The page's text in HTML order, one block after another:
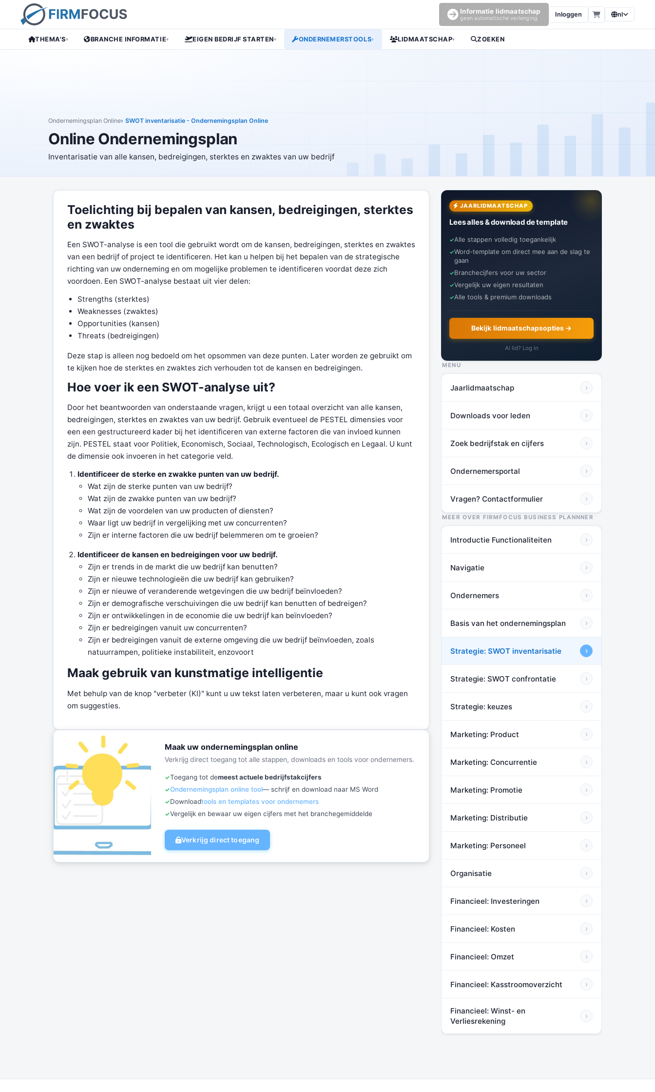
Informatie lidmaatschap
geen automatische verlenging
Inloggen nl
THEMA'S▾ BRANCHE INFORMATIE▾ EIGEN BEDRIJF STARTEN▾ ONDERNEMERSTOOLS▾ LIDMAATSCHAP▾ ZOEKEN
Ondernemingsplan Online SWOT inventarisatie - Ondernemingsplan Online
Online Ondernemingsplan
Inventarisatie van alle kansen, bedreigingen, sterktes en zwaktes van uw bedrijf
Toelichting bij bepalen van kansen, bedreigingen, sterktes
en zwaktes
Een SWOT-analyse is een tool die gebruikt wordt om de kansen, bedreigingen, sterktes en zwaktes
van een bedrijf of project te identificeren. Het kan u helpen bij het bepalen van de strategische
richting van uw onderneming en om mogelijke problemen te identificeren voordat deze zich
voordoen. Een SWOT-analyse bestaat uit vier delen:
Strengths (sterktes)
Weaknesses (zwaktes)
Opportunities (kansen)
Threats (bedreigingen)
Deze stap is alleen nog bedoeld om het opsommen van deze punten. Later worden ze gebruikt om
te kijken hoe de sterktes en zwaktes zich verhouden tot de kansen en bedreigingen.
Hoe voer ik een SWOT-analyse uit?
Door het beantwoorden van onderstaande vragen, krijgt u een totaal overzicht van alle kansen,
bedreigingen, sterktes en zwaktes van uw bedrijf. Gebruik eventueel de PESTEL dimensies voor
een een gestructureerd kader bij het identificeren van externe factoren die van invloed kunnen
zijn. PESTEL staat voor Politiek, Economisch, Sociaal, Technologisch, Ecologisch en Legaal. U kunt
de dimensie ook invoeren in het categorie veld.
Identificeer de sterke en zwakke punten van uw bedrijf.
Wat zijn de sterke punten van uw bedrijf?
Wat zijn de zwakke punten van uw bedrijf?
Wat zijn de voordelen van uw producten of diensten?
Waar ligt uw bedrijf in vergelijking met uw concurrenten?
Zijn er interne factoren die uw bedrijf belemmeren om te groeien?
Identificeer de kansen en bedreigingen voor uw bedrijf.
Zijn er trends in de markt die uw bedrijf kan benutten?
Zijn er nieuwe technologieën die uw bedrijf kan gebruiken?
Zijn er nieuwe of veranderende wetgevingen die uw bedrijf beïnvloeden?
Zijn er demografische verschuivingen die uw bedrijf kan benutten of bedreigen?
Zijn er ontwikkelingen in de economie die uw bedrijf kan beïnvloeden?
Zijn er bedreigingen vanuit uw concurrenten?
Zijn er bedreigingen vanuit de externe omgeving die uw bedrijf beïnvloeden, zoals
natuurrampen, politieke instabiliteit, enzovoort
Maak gebruik van kunstmatige intelligentie
Met behulp van de knop "verbeter (KI)" kunt u uw tekst laten verbeteren, maar u kunt ook vragen
om suggesties.
Maak uw ondernemingsplan online
Verkrijg direct toegang tot alle stappen, downloads en tools voor ondernemers.
Toegang tot demeest actuele bedrijfstakcijfers
Ondernemingsplan online tool— schrijf en download naar MS Word
Downloadtools en templates voor ondernemers
Vergelijk en bewaar uw eigen cijfers met het branchegemiddelde
Verkrijg direct toegang
JAARLIDMAATSCHAP
Lees alles & download de template
Alle stappen volledig toegankelijk
Word-template om direct mee aan de slag te
gaan
Branchecijfers voor uw sector
Vergelijk uw eigen resultaten
Alle tools & premium downloads
Bekijk lidmaatschapsopties →
Al lid? Log in
MENU
Jaarlidmaatschap ›
Downloads voor leden ›
Zoek bedrijfstak en cijfers ›
Ondernemersportal ›
Vragen? Contactformulier ›
MEER OVER FIRMFOCUS BUSINESS PLANNNER
Introductie Functionaliteiten ›
Navigatie ›
Ondernemers ›
Basis van het ondernemingsplan ›
Strategie: SWOT inventarisatie ›
Strategie: SWOT confrontatie ›
Strategie: keuzes ›
Marketing: Product ›
Marketing: Concurrentie ›
Marketing: Promotie ›
Marketing: Distributie ›
Marketing: Personeel ›
Organisatie ›
Financieel: Investeringen ›
Financieel: Kosten ›
Financieel: Omzet ›
Financieel: Kasstroomoverzicht ›
Financieel: Winst- en
Verliesrekening
›